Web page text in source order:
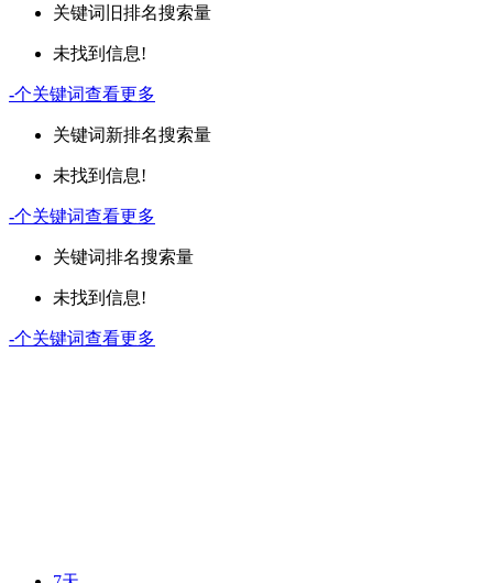
关键词 旧排名搜索量
未找到信息!
-个关键词查看更多
关键词新排名搜索量
未找到信息!
-个关键词查看更多
关键词排名搜索量
未找到信息!
-个关键词查看更多